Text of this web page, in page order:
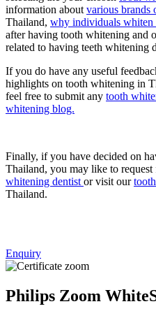
information about various brands
Thailand, why individuals whiten
after having tooth whitening and
related to having teeth whitening
If you do have any useful
highlights on tooth whitening in
feel free to submit any tooth
whitening blog.
Finally, if you have decided on
Thailand, you may like to
whitening dentist or visit our
Thailand.
Enquiry
Philips Zoom